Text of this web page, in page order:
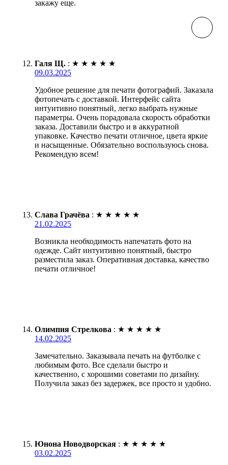
закажу еще.
Галя Щ. : ★ ★ ★ ★ ★
09.03.2025
Удобное решение для печати фотографий. Заказала
фотопечать с доставкой. Интерфейс сайта
интуитивно понятный, легко выбрать нужные
параметры. Очень порадовала скорость обработки
заказа. Доставили быстро и в аккуратной
упаковке. Качество печати отличное, цвета яркие
и насыщенные. Обязательно воспользуюсь снова.
Рекомендую всем!
Слава Грачёва : ★ ★ ★ ★ ★
21.02.2025
Возникла необходимость напечатать фото на
одежде. Сайт интуитивно понятный, быстро
разместила заказ. Оперативная доставка, качество
печати отличное!
Олимпия Стрелкова : ★ ★ ★ ★ ★
14.02.2025
Замечательно. Заказывала печать на футболке с
любимым фото. Все сделали быстро и
качественно, с хорошими советами по дизайну.
Получила заказ без задержек, все просто и удобно.
Юнона Новодворская : ★ ★ ★ ★ ★
03.02.2025